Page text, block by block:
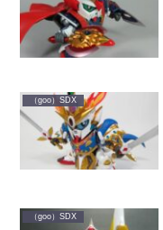
（goo）SDX
（goo）SDX